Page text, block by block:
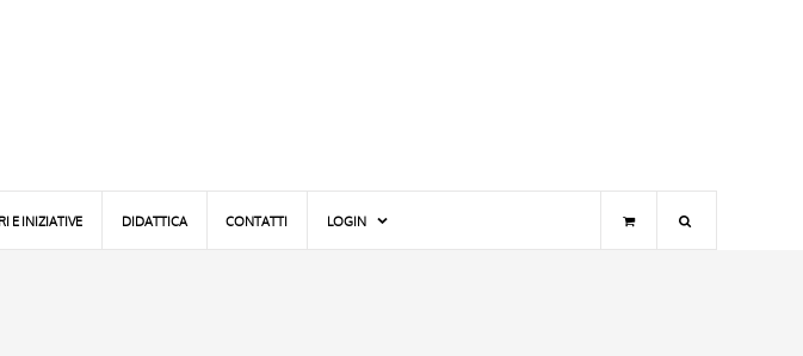
E INIZIATIVE DIDATTICA CONTATTI LOGIN